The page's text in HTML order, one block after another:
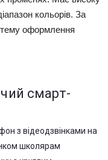
кольорів. За
тему оформлення
смарт-
з відеодзвінками на
школярам